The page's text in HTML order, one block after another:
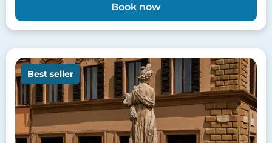
Book now
Image
Best seller